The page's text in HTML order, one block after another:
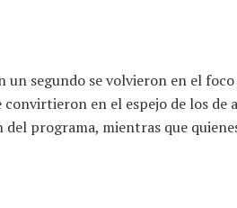
un segundo se volvieron en el
convirtieron en el espejo de los de
programa, mientras que